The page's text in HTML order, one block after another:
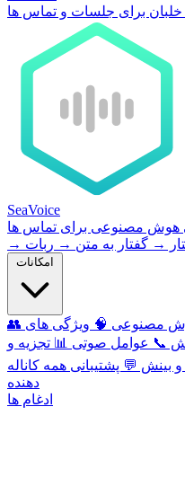
برای جلسات و تماس ها
SeaVoice
هوش مصنوعی برای تماس ها
→
→ گفتار به متن →
👥 مصنوعی 🧠 ویژگی های
📞 عوامل صوتی 📊 تجزیه و
و بینش 💬
دهنده
ادغام ها